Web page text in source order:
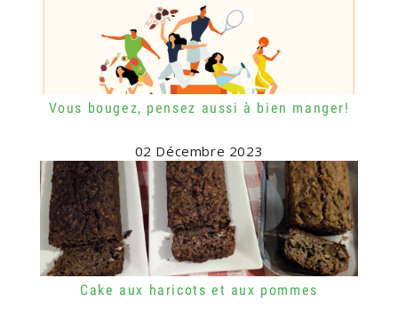
Vous bougez, pensez aussi à bien manger!
02 Décembre 2023
Cake aux haricots et aux pommes